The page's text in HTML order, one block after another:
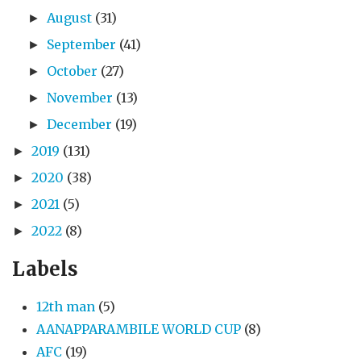
► August (31)
► September (41)
► October (27)
►November (13)
►December (19)
► 2019 (131)
► 2020 (38)
► 2021 (5)
► 2022 (8)
Labels
12th man (5)
AANAPPARAMBILE WORLD CUP (8)
AFC (19)